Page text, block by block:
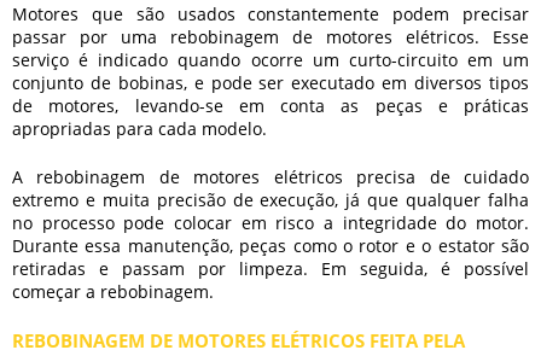
Motores que são usados constantemente podem precisar
passar por uma rebobinagem de motores elétricos. Esse
serviço é indicado quando ocorre um curto-circuito em um
conjunto de bobinas, e pode ser executado em diversos tipos
de motores, levando-se em conta as peças e práticas
apropriadas para cada modelo.
A rebobinagem de motores elétricos precisa de cuidado
extremo e muita precisão de execução, já que qualquer falha
no processo pode colocar em risco a integridade do motor.
Durante essa manutenção, peças como o rotor e o estator são
retiradas e passam por limpeza. Em seguida, é possível
começar a rebobinagem.
REBOBINAGEM DE MOTORES ELÉTRICOS FEITA PELA